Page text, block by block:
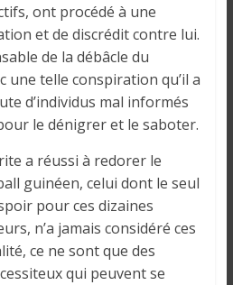
ont procédé à une
et de discrédit contre lui.
de la débâcle du
une telle conspiration qu’il a
d’individus mal informés
le dénigrer et le saboter.
a réussi à redorer le
guinéen, celui dont le seul
pour ces dizaines
n’a jamais considéré ces
ce ne sont que des
qui peuvent se